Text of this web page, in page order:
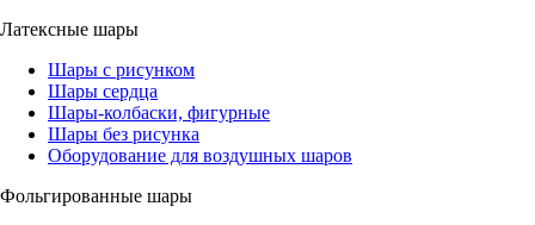
Латексные шары
Шары с рисунком
Шары сердца
Шары-колбаски, фигурные
Шары без рисунка
Оборудование для воздушных шаров
Фольгированные шары